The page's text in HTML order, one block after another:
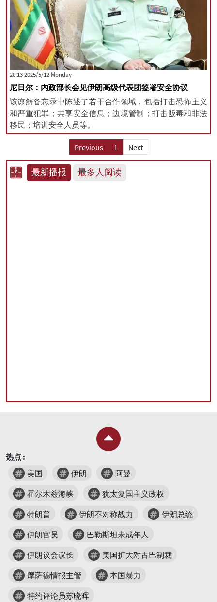
‫‫Monday‬‬ 2025/5/12 20:13
尼日尔：内政部长会见伊朗高级代表团签署安全协议
该谅解备忘录中陈述了若干合作领域，包括打击恐怖主义
和严重犯罪；共享安全信息；边境管制；打击贩毒和非法
移民；培训安全人员等。
Previous 1 Next
最新播报 最多人阅读
热点 :
美国
伊朗 阿曼
霍尔木兹海峡 犹太复国主义政权
特朗普 伊朗不对称战力 伊朗总统
伊朗官员 巴勒斯坦未成年人
伊朗议会议长 美国扩大对古巴制裁
摩萨德情报主管 本国暴力
特约评论员苏晓晖